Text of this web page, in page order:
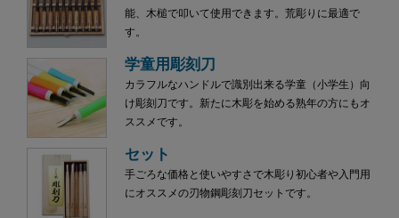
能、木槌で叩いて使用できます。荒彫りに最適で
す。
学童用彫刻刀
カラフルなハンドルで識別出来る学童（小学生）向
け彫刻刀です。新たに木彫を始める熟年の方にもオ
ススメです。
セット
手ごろな価格と使いやすさで木彫り初心者や入門用
にオススメの刃物鋼彫刻刀セットです。